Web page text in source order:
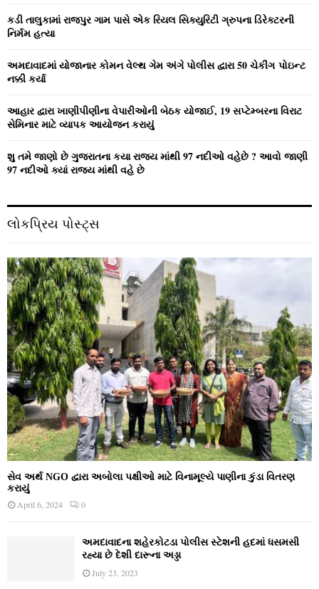
C
કડી તાલુકામાં રાજપુર ગામ પાસે એક રિયલ સિક્યુરિટી ગ્રુપના ડિરેક્ટરની
નિર્મમ હત્યા
અમદાવાદમાં યોજાનાર કોમન વેલ્‍થ ગેમ અંગે પોલીસ દ્વારા 50 ચેકીંગ પોઇન્‍ટ
નક્કી કર્યા
આહાર દ્વારા ખાણીપીણીના વેપારીઓની બેઠક યોજાઈ, 19 સપ્ટેમ્બરના વિરાટ
સેમિનાર માટે વ્યાપક આયોજન કરાયું
શુ તમે જાણો છે ગુજરાતના કયા રાજ્ય માંથી 97 નદીઓ વહેછે ? આવો જાણી
97 નદીઓ ક્યાં રાજ્ય માંથી વહે છે
લોકપ્રિય પોસ્ટ્સ
સેવ અર્થ NGO દ્વારા અબોલા પક્ષીઓ માટે વિનામૂલ્યે પાણીના કુંડા વિતરણ
કરાયું
April 6, 2024 0
અમદાવાદના શહેરકોટડા પોલીસ સ્ટેશની હદમાં ધસમસી
રહ્યા છે દેશી દારૂના અડ્ડા
July 23, 2023